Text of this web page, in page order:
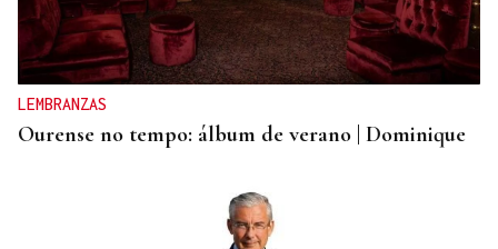
LEMBRANZAS
Ourense no tempo: álbum de verano | Dominique